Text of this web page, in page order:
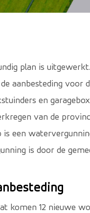
plan is uitgewerkt.
aanbesteding voor
en
van de
een
is door de
komen 12 nieuwe